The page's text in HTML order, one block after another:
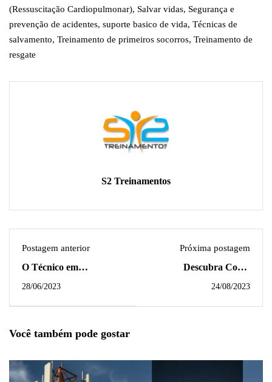
(Ressuscitação Cardiopulmonar), Salvar vidas, Segurança e
prevenção de acidentes, suporte basico de vida, Técnicas de
salvamento, Treinamento de primeiros socorros, Treinamento de
resgate
S2 Treinamentos
Postagem anterior
O Técnico em
Garantindo um
Saudável
28/06/2023
Próxima postagem
Descubra Como
Inteligência Artificial
24/08/2023
Você também pode gostar